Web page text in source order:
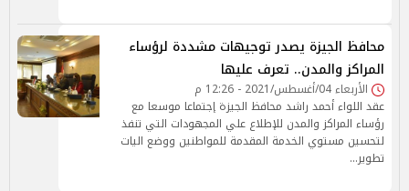
محافظ الجيزة يصدر توجيهات مشددة لرؤساء
المراكز والمدن.. تعرف عليها
الأربعاء 04/أغسطس/2021 - 12:26 م
عقد اللواء أحمد راشد محافظ الجيزة إجتماعا موسعا مع
رؤساء المراكز والمدن للإطلاع علي المجهودات التي تنفذ
لتحسين مستوي الخدمة المقدمة للمواطنين ووضع اليات
تطوير…